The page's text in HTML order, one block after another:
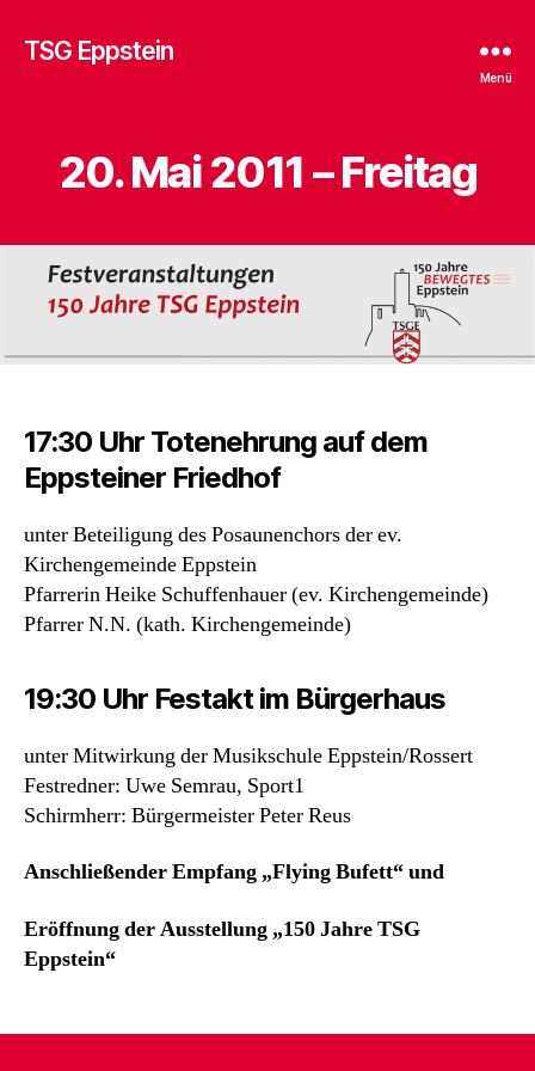
TSG Eppstein
Menü
20. Mai 2011 – Freitag
17:30 Uhr Totenehrung auf dem
Eppsteiner Friedhof
unter Beteiligung des Posaunenchors der ev.
Kirchengemeinde Eppstein
Pfarrerin Heike Schuffenhauer (ev. Kirchengemeinde)
Pfarrer N.N. (kath. Kirchengemeinde)
19:30 Uhr Festakt im Bürgerhaus
unter Mitwirkung der Musikschule Eppstein/Rossert
Festredner: Uwe Semrau, Sport1
Schirmherr: Bürgermeister Peter Reus
Anschließender Empfang „Flying Bufett“ und
Eröffnung der Ausstellung „150 Jahre TSG
Eppstein“